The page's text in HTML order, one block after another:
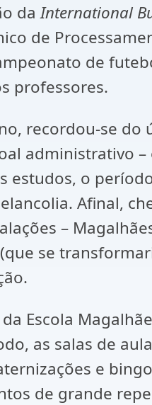
daInternational
de
de
professores.
recordou-se
administrativo
o
Afinal,
–
se
Escola
as salas de
e
de grande